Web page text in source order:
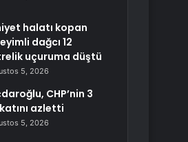
halatı kopan
dağcı 12
uçuruma düştü
5, 2026
CHP’nin 3
azletti
5, 2026